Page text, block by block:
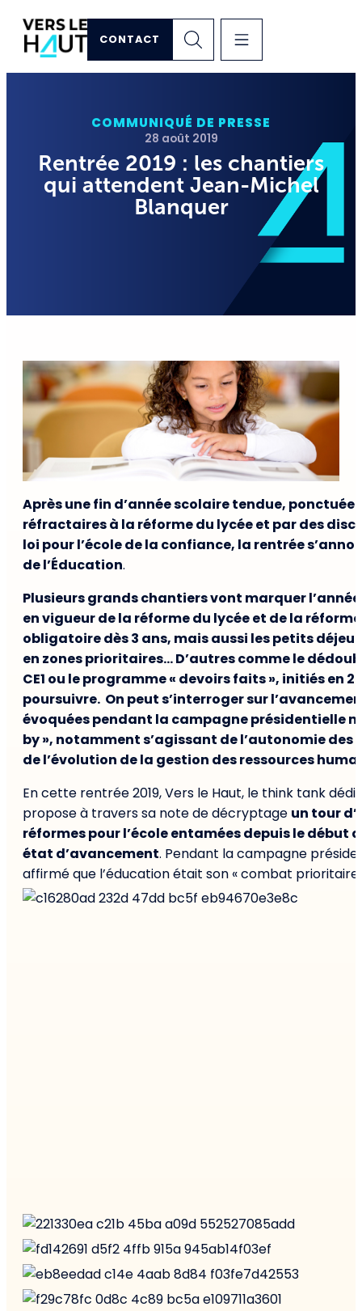
CONTACT
COMMUNIQUÉ DE PRESSE
28 août 2019
Rentrée 2019 : les chantiers
qui attendent Jean-Michel
Blanquer
Après une fin d’année scolaire tendue,
réfractaires à la réforme du lycée et par des
loi pour l’école de la confiance, la rentrée
de l’Éducation.
Plusieurs grands chantiers vont marquer l’année
en vigueur de la réforme du lycée et de la
obligatoire dès 3 ans, mais aussi les petits
en zones prioritaires… D’autres comme le
CE1 ou le programme « devoirs faits », initiés en
poursuivre. On peut s’interroger sur
évoquées pendant la campagne présidentielle
by », notamment s’agissant de l’autonomie
de l’évolution de la gestion des ressources
En cette rentrée 2019, Vers le Haut, le think tank
propose à travers sa note de décryptage un tour
réformes pour l’école entamées depuis le début
état d’avancement. Pendant la campagne
affirmé que l’éducation était son « combat prioritaire